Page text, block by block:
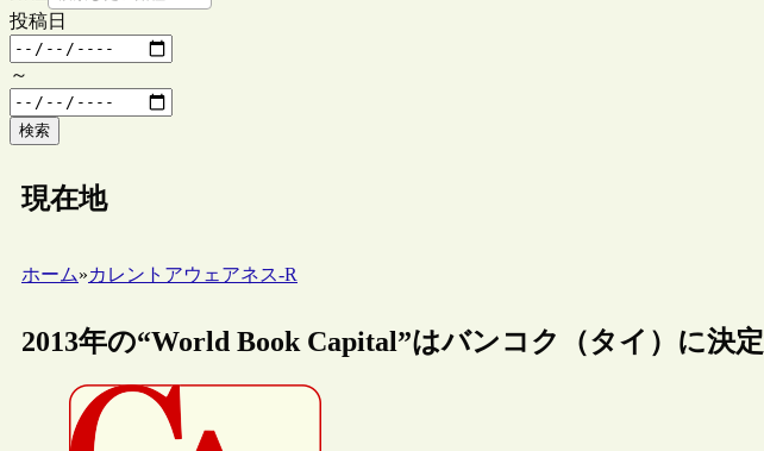
投稿日
～
検索
現在地
ホーム»カレントアウェアネス-R
2013年の“World Book Capital”はバンコク（タイ）に決定